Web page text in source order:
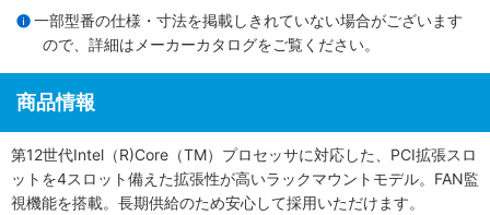
一部型番の仕様・寸法を掲載しきれていない場合がございます
ので、詳細は メーカーカタログをご覧ください。
商品情報
第12世代Intel（R)Core（TM）プロセッサに対応した、PCI拡張スロ
ットを4スロット備えた拡張性が高いラックマウントモデル。FAN監
視機能を搭載。長期供給のため安心して採用いただけます。